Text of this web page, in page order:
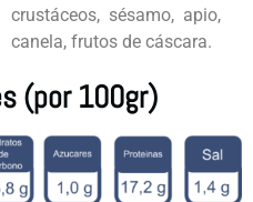
crustáceos, sésamo, apio,
canela, frutos de cáscara.
(por 100gr)